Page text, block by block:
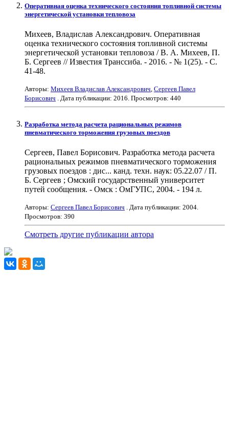
Оперативная оценка технического состояния топливной системы
энергетической установки тепловоза
Михеев, Владислав Александрович. Оперативная
оценка технического состояния топливной системы
энергетической установки тепловоза / В. А. Михеев, П.
Б. Сергеев // Известия Транссиба. - 2016. - № 1(25). - С.
41-48.
Авторы: Михеев Владислав Александрович, Сергеев Павел
Борисович . Дата публикации: 2016. Просмотров: 440
Разработка метода расчета рациональных режимов
пневматического торможения грузовых поездов
Сергеев, Павел Борисович. Разработка метода расчета
рациональных режимов пневматического торможения
грузовых поездов : дис... канд. техн. наук: 05.22.07 / П.
Б. Сергеев ; Омский государственный университет
путей сообщения. - Омск : ОмГУПС, 2004. - 194 л.
Авторы: Сергеев Павел Борисович . Дата публикации: 2004
Просмотров: 390
Смотреть другие публикации автора